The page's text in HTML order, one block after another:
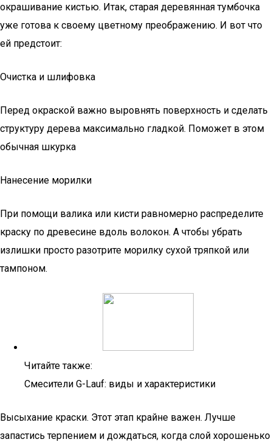
окрашивание кистью. Итак, старая деревянная тумбочка
уже готова к своему цветному преображению. И вот что
ей предстоит:
Очистка и шлифовка
Перед окраской важно выровнять поверхность и сделать
структуру дерева максимально гладкой. Поможет в этом
обычная шкурка
Нанесение морилки
При помощи валика или кисти равномерно распределите
краску по древесине вдоль волокон. А чтобы убрать
излишки просто разотрите морилку сухой тряпкой или
тампоном.
Читайте также:
Смесители G-Lauf: виды и характеристики
Высыхание краски. Этот этап крайне важен. Лучше
запастись терпением и дождаться, когда слой хорошенько